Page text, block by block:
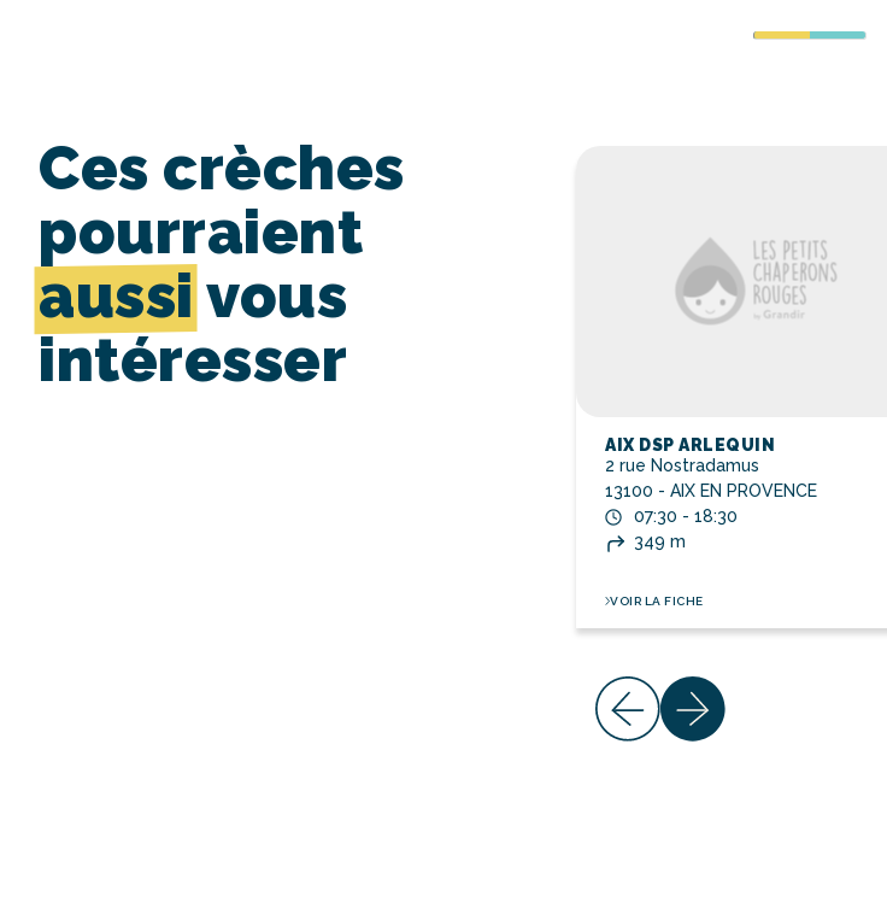
Ces crèches
pourraient
aussi vous
intéresser
AIX DSP ARLEQUIN
2 rue Nostradamus
13100 - AIX EN PROVENCE
07:30 - 18:30
349 m
VOIR LA FICHE